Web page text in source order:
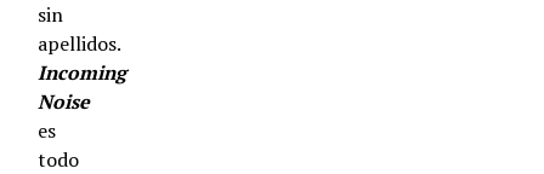
sin
apellidos.
Incoming
Noise
es
todo